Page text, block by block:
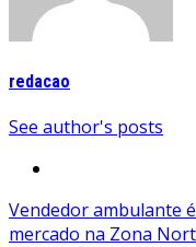
redacao
See author's posts
Navegação
Vendedor ambulante
mercado na Zona